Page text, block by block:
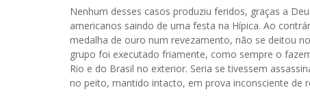
Nenhum desses casos produziu feridos, graças a
americanos saindo de uma festa na Hípica. Ao
medalha de ouro num revezamento, não se deitou
grupo foi executado friamente, como sempre o
Rio e do Brasil no exterior. Seria se tivessem
no peito, mantido intacto, em prova inconsciente de